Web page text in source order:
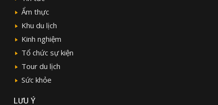
Ẩm thực
Khu du lịch
Kinh nghiệm
Tổ chức sự kiện
Tour du lịch
Sức khỏe
LƯU Ý